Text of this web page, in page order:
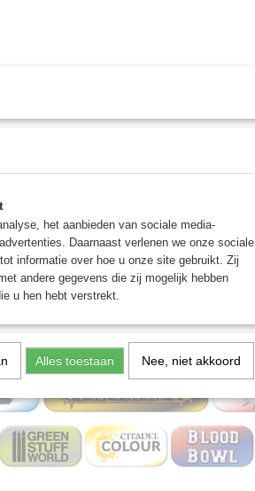
PLAYING GAMES AGENDA
het aanbieden van sociale media-
Daarnaast verlenen we onze sociale
informatie over hoe u onze site gebruikt. Zij
andere gegevens die zij mogelijk hebben
u hen hebt verstrekt.
Alles toestaan Nee, niet akkoord